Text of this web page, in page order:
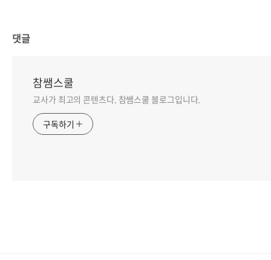
댓글
참쌤스쿨
교사가 최고의 콘텐츠다. 참쌤스쿨 블로그입니다.
구독하기